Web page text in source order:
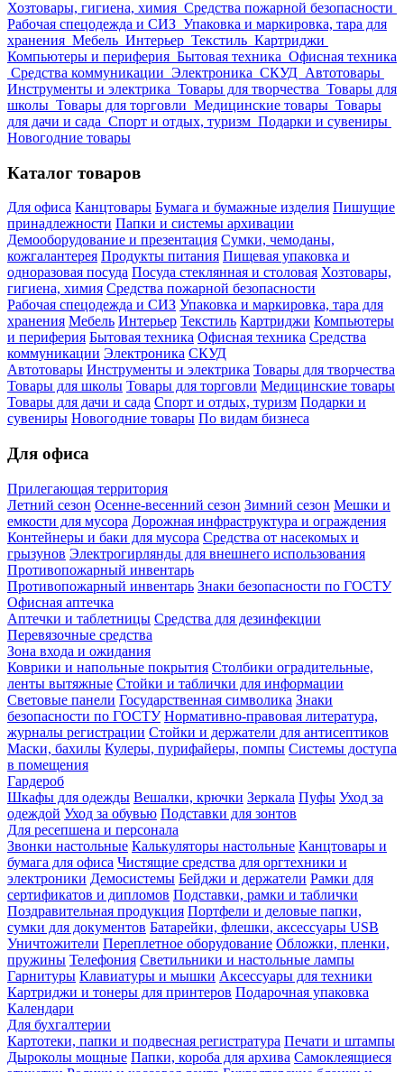
Хозтовары, гигиена, химия Средства пожарной безопасности
Рабочая спецодежда и СИЗ Упаковка и маркировка, тара для
хранения Мебель Интерьер Текстиль Картриджи
Компьютеры и периферия Бытовая техника Офисная техника
Средства коммуникации Электроника СКУД Автотовары
Инструменты и электрика Товары для творчества Товары для
школы Товары для торговли Медицинские товары Товары
для дачи и сада Спорт и отдых, туризм Подарки и сувениры
Новогодние товары
Каталог товаров
Для офиса Канцтовары Бумага и бумажные изделия Пишущие
принадлежности Папки и системы архивации
Демооборудование и презентация Сумки, чемоданы,
кожгалантерея Продукты питания Пищевая упаковка и
одноразовая посуда Посуда стеклянная и столовая Хозтовары,
гигиена, химия Средства пожарной безопасности
Рабочая спецодежда и СИЗ Упаковка и маркировка, тара для
хранения Мебель Интерьер Текстиль Картриджи Компьютеры
и периферия Бытовая техника Офисная техника Средства
коммуникации Электроника СКУД
Автотовары Инструменты и электрика Товары для творчества
Товары для школы Товары для торговли Медицинские товары
Товары для дачи и сада Спорт и отдых, туризм Подарки и
сувениры Новогодние товары По видам бизнеса
Для офиса
Прилегающая территория
Летний сезон Осенне-весенний сезон Зимний сезон Мешки и
емкости для мусора Дорожная инфраструктура и ограждения
Контейнеры и баки для мусора Средства от насекомых и
грызунов Электрогирлянды для внешнего использования
Противопожарный инвентарь
Противопожарный инвентарь Знаки безопасности по ГОСТУ
Офисная аптечка
Аптечки и таблетницы Средства для дезинфекции
Перевязочные средства
Зона входа и ожидания
Коврики и напольные покрытия Столбики оградительные,
ленты вытяжные Стойки и таблички для информации
Световые панели Государственная символика Знаки
безопасности по ГОСТУ Нормативно-правовая литература,
журналы регистрации Стойки и держатели для антисептиков
Маски, бахилы Кулеры, пурифайеры, помпы Системы доступа
в помещения
Гардероб
Шкафы для одежды Вешалки, крючки Зеркала Пуфы Уход за
одеждой Уход за обувью Подставки для зонтов
Для ресепшена и персонала
Звонки настольные Калькуляторы настольные Канцтовары и
бумага для офиса Чистящие средства для оргтехники и
электроники Демосистемы Бейджи и держатели Рамки для
сертификатов и дипломов Подставки, рамки и таблички
Поздравительная продукция Портфели и деловые папки,
сумки для документов Батарейки, флешки, аксессуары USB
Уничтожители Переплетное оборудование Обложки, пленки,
пружины Телефония Светильники и настольные лампы
Гарнитуры Клавиатуры и мышки Аксессуары для техники
Картриджи и тонеры для принтеров Подарочная упаковка
Календари
Для бухгалтерии
Картотеки, папки и подвесная регистратура Печати и штампы
Дыроколы мощные Папки, короба для архива Самоклеящиеся